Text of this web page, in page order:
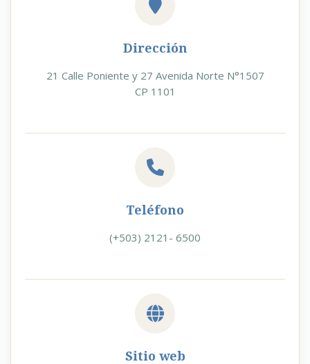
Dirección
21 Calle Poniente y 27 Avenida Norte N°1507
CP 1101
Teléfono
(+503) 2121- 6500
Sitio web